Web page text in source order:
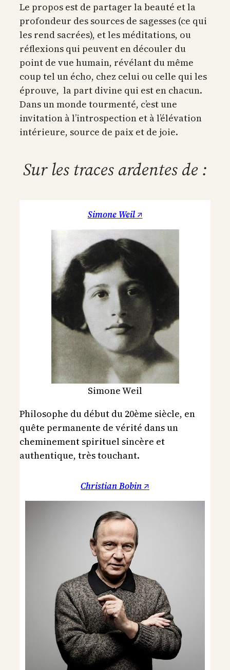
Le propos est de partager la beauté et la
profondeur des sources de sagesses (ce qui
les rend sacrées), et les méditations, ou
réflexions qui peuvent en découler du
point de vue humain, révélant du même
coup tel un écho, chez celui ou celle qui les
éprouve, la part divine qui est en chacun.
Dans un monde tourmenté, c’est une
invitation à l’introspection et à l’élévation
intérieure, source de paix et de joie.
Sur les traces ardentes de :
Simone Weil ↗
Simone Weil
Philosophe du début du 20ème siècle, en
quête permanente de vérité dans un
cheminement spirituel sincère et
authentique, très touchant.
Christian Bobin ↗